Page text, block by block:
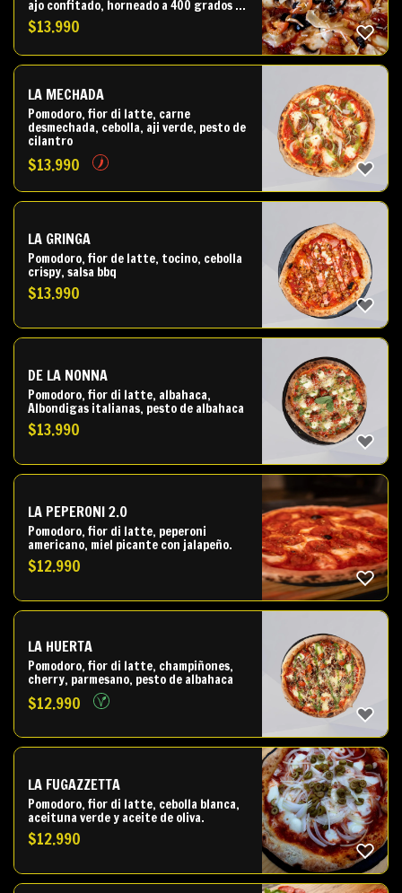
ajo confitado, horneado a 400 grados y
al salir Alcachofa y albahca fresca.
$13.990
LA MECHADA
Pomodoro, fior di latte, carne
desmechada, cebolla, aji verde, pesto de
cilantro
$13.990
LA GRINGA
Pomodoro, fior de latte, tocino, cebolla
crispy, salsa bbq
$13.990
DE LA NONNA
Pomodoro, fior di latte, albahaca,
Albondigas italianas, pesto de albahaca
$13.990
LA PEPERONI 2.0
Pomodoro, fior di latte, peperoni
americano, miel picante con jalapeño.
$12.990
LA HUERTA
Pomodoro, fior di latte, champiñones,
cherry, parmesano, pesto de albahaca
$12.990
LA FUGAZZETTA
Pomodoro, fior di latte, cebolla blanca,
aceituna verde y aceite de oliva.
$12.990